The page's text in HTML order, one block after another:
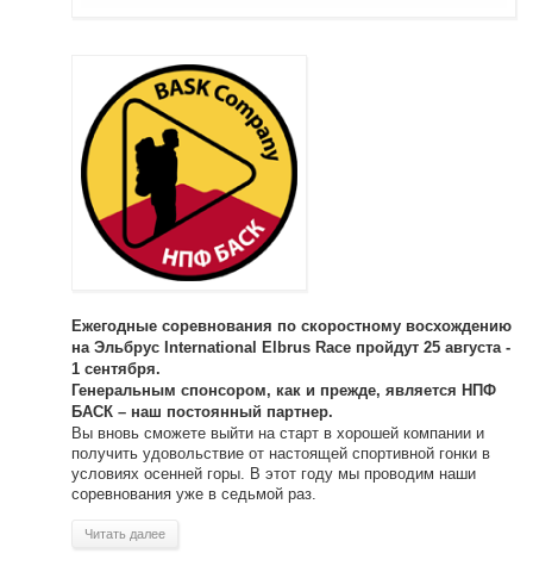
Ежегодные соревнования по скоростному восхождению
на Эльбрус International Elbrus Race пройдут 25 августа -
1 сентября.
Генеральным спонсором, как и прежде, является НПФ
БАСК – наш постоянный партнер.
Вы вновь сможете выйти на старт в хорошей компании и
получить удовольствие от настоящей спортивной гонки в
условиях осенней горы. В этот году мы проводим наши
соревнования уже в седьмой раз.
Читать далее